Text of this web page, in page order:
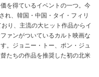
を得ているイベントの一つ。今
れ、韓国・中国・タイ・フィリ
り、主流の大ヒット作品からイ
ァンがついているカルト映画な
。ジョニー・トー、ポン・ジュ
たちの作品を推奨した初の北米